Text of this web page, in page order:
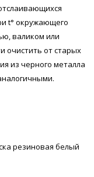
t° окружающего
валиком или
очистить от старых
из черного металла
резиновая белый